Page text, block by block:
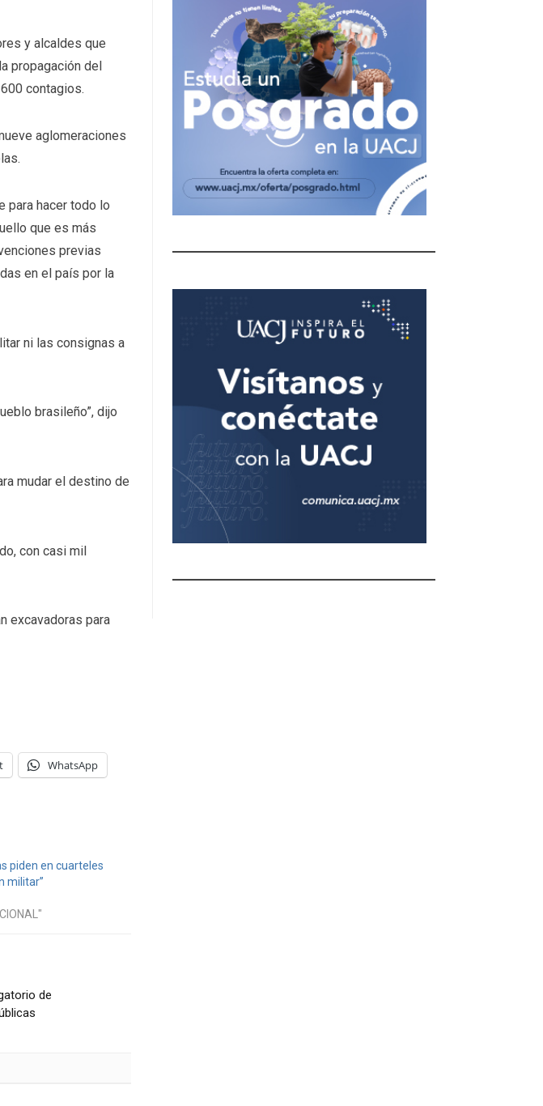
y alcaldes que
propagación del
contagios.
aglomeraciones
para hacer todo lo
que es más
previas
en el país por la
ni las consignas a
brasileño”, dijo
mudar el destino de
con casi mil
excavadoras para
WhatsApp
piden en cuarteles
militar”
de